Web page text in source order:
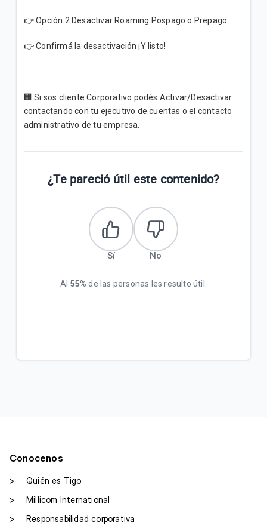
fronterizas.
¿Cómo puedo ver en mi equipo la velocidad en la
que estoy navegado con 3G y 4G LTE, para poder
comparar?
👉 Opción 2 Desactivar Roaming Pospago o Prepago
👉 Confirmá la desactivación ¡Y listo!
🏢 Si sos cliente Corporativo podés Activar/Desactivar
contactando con tu ejecutivo de cuentas o el contacto
administrativo de tu empresa.
¿Te pareció útil este contenido?
Sí No
Al 55% de las personas les resulto útil.
Conocenos
>
Quién es Tigo
>
Millicom International
>
Responsabilidad corporativa